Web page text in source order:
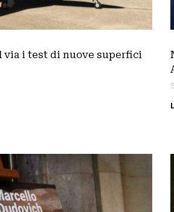
via i test di nuove superfici